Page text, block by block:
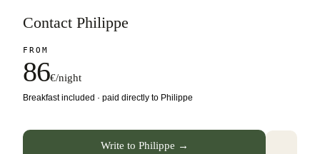
Contact Philippe
FROM
86€/night
Breakfast included · paid directly to Philippe
Write to Philippe →